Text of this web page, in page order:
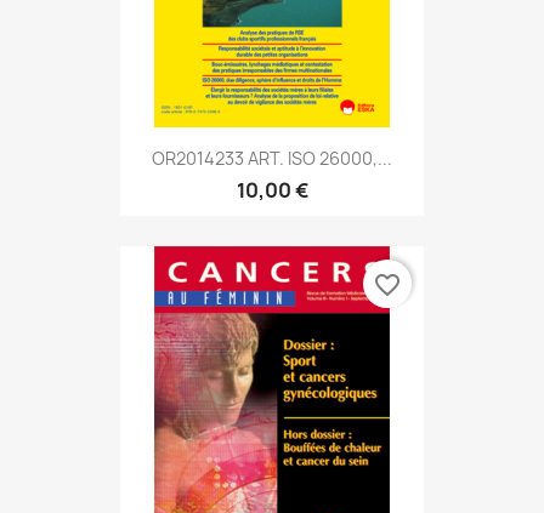
OR2014233 ART. ISO 26000,...
10,00 €
favorite_border